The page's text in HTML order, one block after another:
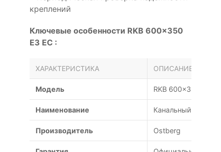
креплений
Ключевые особенности RKB 600x350
E3 EC :
ХАРАКТЕРИСТИКА ОПИСАНИЕ
Модель RKB 600x350 E3
Наименование Канальный
Производитель Ostberg